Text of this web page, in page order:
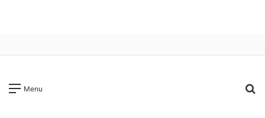
Menu